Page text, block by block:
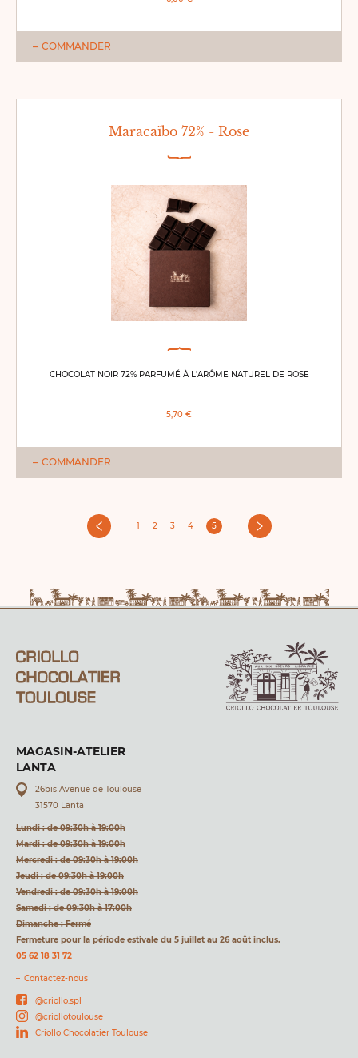
COMMANDER
Maracaïbo 72% - Rose
CHOCOLAT NOIR 72% PARFUMÉ À L'ARÔME NATUREL DE ROSE
5,70 €
COMMANDER
1 2 3 4 5
MAGASIN-ATELIER
LANTA
26bis Avenue de Toulouse
31570 Lanta
Lundi : de 09:30h à 19:00h
Mardi : de 09:30h à 19:00h
Mercredi : de 09:30h à 19:00h
Jeudi : de 09:30h à 19:00h
Vendredi : de 09:30h à 19:00h
Samedi : de 09:30h à 17:00h
Dimanche : Fermé
Fermeture pour la période estivale du 5 juillet au 26 août inclus.
05 62 18 31 72
Contactez-nous
@criollo.spl
@criollotoulouse
Criollo Chocolatier Toulouse